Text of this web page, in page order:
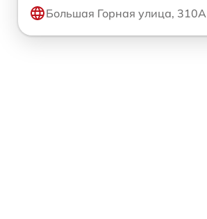
Большая Горная улица, 310А